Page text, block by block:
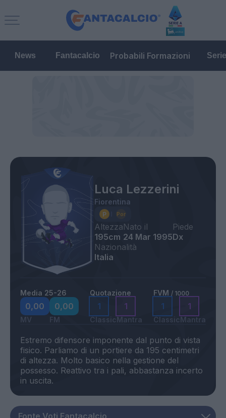
News Fantacalcio Probabili Formazioni
Luca Lezzerini
Fiorentina
Altezza
195cm
Nato il
24 Mar 1995
Piede
Dx
Nazionalità
Italia
Media 25-26
0,00
MV
0,00
FM
Quotazione
1
Classic
1
Mantra
FVM / 1000
1
Classic
1
Mantra
Estremo difensore imponente dal punto di vista
fisico. Parliamo di un portiere da 195 centimetri
di altezza. Molto basico nella gestione del
possesso. Reattivo tra i pali, abbastanza incerto